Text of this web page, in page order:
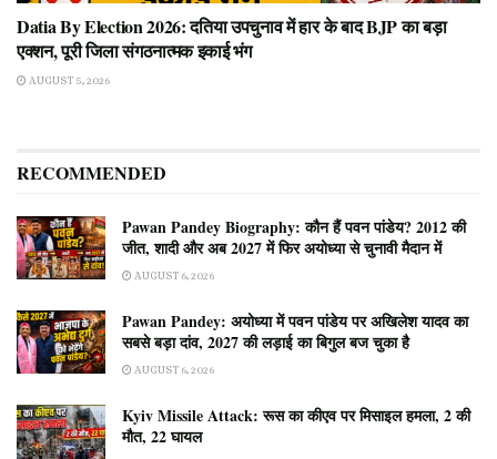
Datia By Election 2026: दतिया उपचुनाव में हार के बाद BJP का बड़ा
एक्शन, पूरी जिला संगठनात्मक इकाई भंग
AUGUST 5, 2026
RECOMMENDED
Pawan Pandey Biography: कौन हैं पवन पांडेय? 2012 की
जीत, शादी और अब 2027 में फिर अयोध्या से चुनावी मैदान में
AUGUST 6, 2026
Pawan Pandey: अयोध्या में पवन पांडेय पर अखिलेश यादव का
सबसे बड़ा दांव, 2027 की लड़ाई का बिगुल बज चुका है
AUGUST 6, 2026
Kyiv Missile Attack: रूस का कीएव पर मिसाइल हमला, 2 की
मौत, 22 घायल